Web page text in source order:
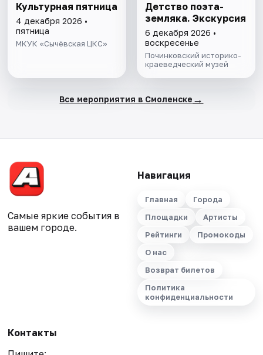
Культурная пятница
4 декабря 2026 •
пятница
МКУК «Сычёвская ЦКС»
Детство поэта-
земляка. Экскурсия
6 декабря 2026 •
воскресенье
Починковский историко-
краеведческий музей
Все мероприятия в Смоленске →
Самые яркие события в
вашем городе.
Навигация
Главная
Города
Площадки
Артисты
Рейтинги
Промокоды
О нас
Возврат билетов
Политика
конфиденциальности
Контакты